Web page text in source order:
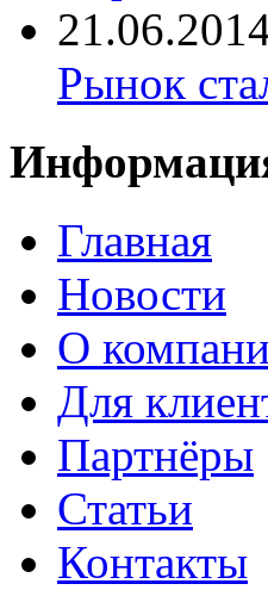
Рынок
Главная
Новости
О
Для
Партнёры
Статьи
Контакты